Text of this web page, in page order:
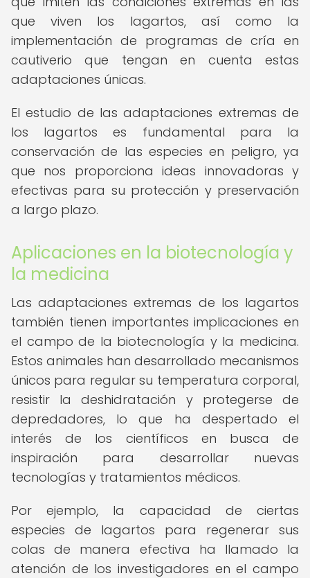
que viven los lagartos, así como la
implementación de programas de cría en
cautiverio que tengan en cuenta estas
adaptaciones únicas.
El estudio de las adaptaciones extremas de
los lagartos es fundamental para la
conservación de las especies en peligro, ya
que nos proporciona ideas innovadoras y
efectivas para su protección y preservación
a largo plazo.
Aplicaciones en la biotecnología y
la medicina
Las adaptaciones extremas de los lagartos
también tienen importantes implicaciones en
el campo de la biotecnología y la medicina.
Estos animales han desarrollado mecanismos
únicos para regular su temperatura corporal,
resistir la deshidratación y protegerse de
depredadores, lo que ha despertado el
interés de los científicos en busca de
inspiración para desarrollar nuevas
tecnologías y tratamientos médicos.
Por ejemplo, la capacidad de ciertas
especies de lagartos para regenerar sus
colas de manera efectiva ha llamado la
atención de los investigadores en el campo